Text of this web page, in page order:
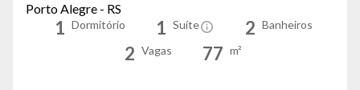
Porto Alegre - RS
1 Dormitório 1 Suíte 2 Banheiros
2 Vagas 77 m²